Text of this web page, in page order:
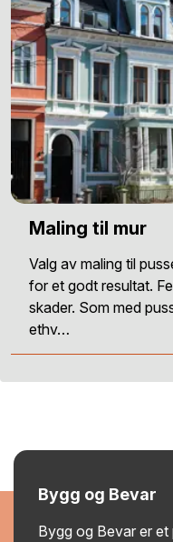
Maling til mur
Valg av maling til
for et godt resultat.
skader. Som med
ethv…
Bygg og Bevar
Bygg og Bevar er et